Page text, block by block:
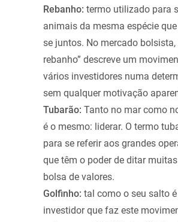
Rebanho: termo utilizado para
animais da mesma espécie
se juntos. No mercado bolsista,
rebanho” descreve um
vários investidores numa
sem qualquer motivação
Tubarão: Tanto no mar como
é o mesmo: liderar. O termo
para se referir aos grandes
que têm o poder de ditar
bolsa de valores.
Golfinho: tal como o seu salto
investidor que faz este